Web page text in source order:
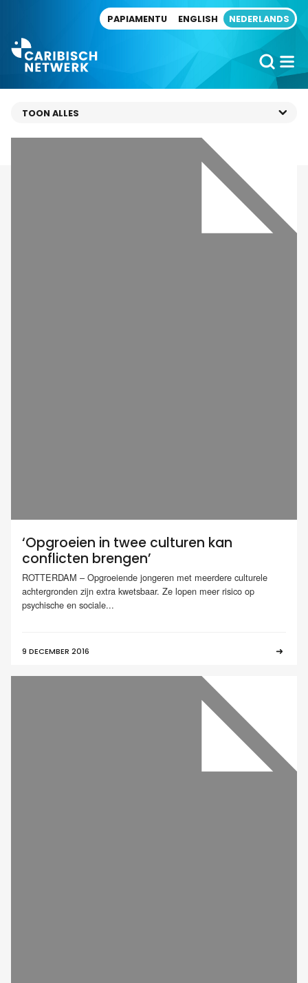
PAPIAMENTU ENGLISH NEDERLANDS
‘Opgroeien in twee culturen kan
conflicten brengen’
ROTTERDAM – Opgroeiende jongeren met meerdere culturele
achtergronden zijn extra kwetsbaar. Ze lopen meer risico op
psychische en sociale...
9 DECEMBER 2016